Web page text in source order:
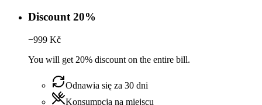
Discount 20%
−999 Kč
You will get 20% discount on the entire bill.
Odnawia się za 30 dni
Konsumpcja na miejscu